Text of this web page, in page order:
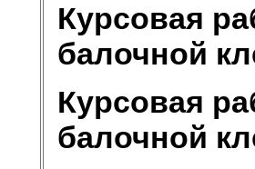
Курсовая
балочной
Курсовая
балочной